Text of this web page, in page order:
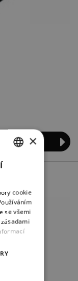
GERMAN
×
cookie
se všemi